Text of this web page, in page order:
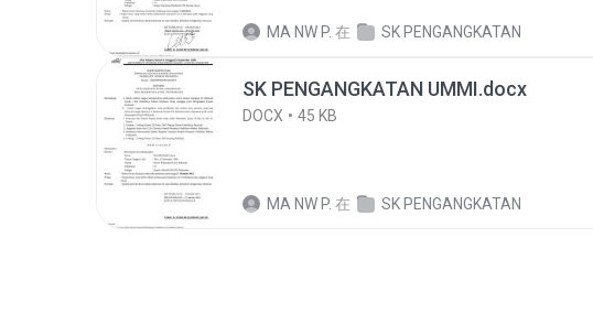
MA NW P. 在 SK PENGANGKATAN
SK PENGANGKATAN UMMI.docx
DOCX 45 KB
MA NW P. 在 SK PENGANGKATAN